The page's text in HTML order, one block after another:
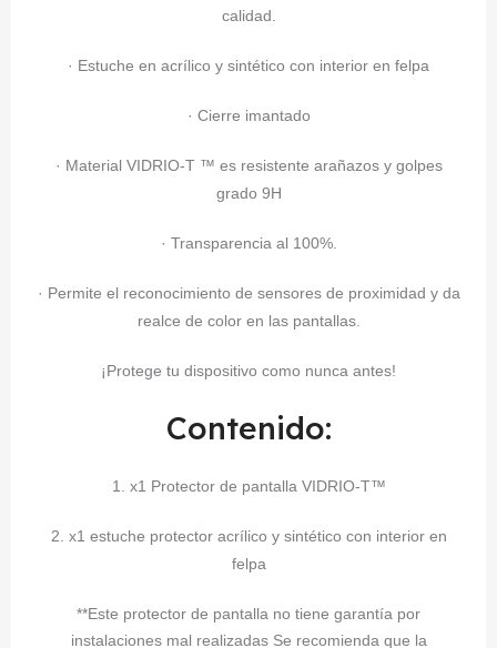
calidad.
· Estuche en acrílico y sintético con interior en felpa
· Cierre imantado
· Material VIDRIO-T ™ es resistente arañazos y golpes
grado 9H
· Transparencia al 100%.
· Permite el reconocimiento de sensores de proximidad y da
realce de color en las pantallas.
¡Protege tu dispositivo como nunca antes!
Contenido:
1. x1 Protector de pantalla VIDRIO-T™
2. x1 estuche protector acrílico y sintético con interior en
felpa
**Este protector de pantalla no tiene garantía por
instalaciones mal realizadas Se recomienda que la